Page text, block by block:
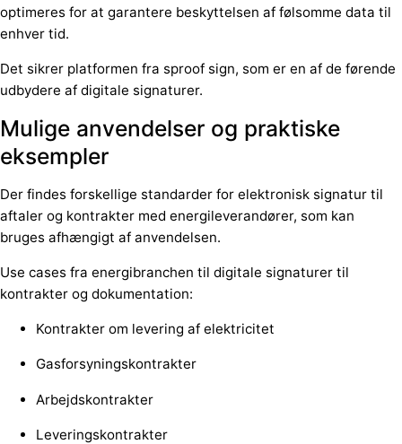
optimeres for at garantere beskyttelsen af følsomme data til
enhver tid.
Det sikrer platformen fra sproof sign, som er en af de førende
udbydere af digitale signaturer.
Mulige anvendelser og praktiske
eksempler
Der findes forskellige standarder for elektronisk signatur til
aftaler og kontrakter med energileverandører, som kan
bruges afhængigt af anvendelsen.
Use cases fra energibranchen til digitale signaturer til
kontrakter og dokumentation:
Kontrakter om levering af elektricitet
Gasforsyningskontrakter
Arbejdskontrakter
Leveringskontrakter